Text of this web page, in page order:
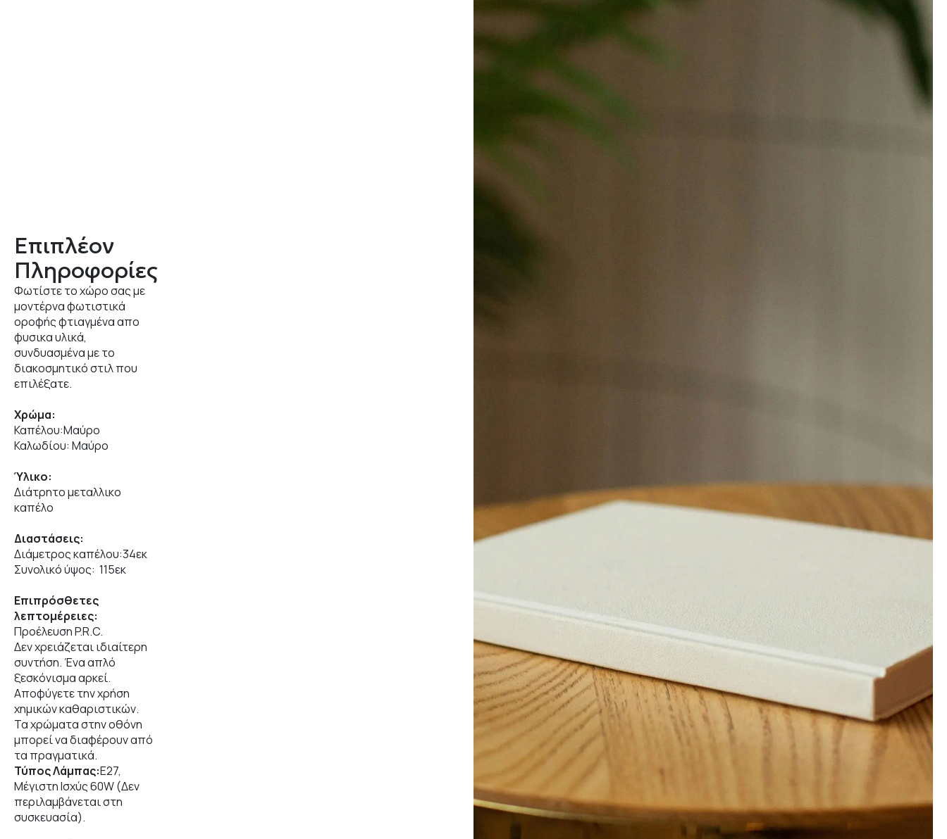
Επιπλέον
Πληροφορίες
Φωτίστε το χώρο σας με
μοντέρνα φωτιστικά
οροφής φτιαγμένα απο
φυσικα υλικά,
συνδυασμένα με το
διακοσμητικό στιλ που
επιλέξατε.
Χρώμα:
Καπέλου:Μαύρο
Καλωδίου: Μαύρο
Ύλικο:
Διάτρητο μεταλλικο
καπέλο
Διαστάσεις:
Διάμετρος καπέλου:34εκ
Συνολικό ύψος: 115εκ
Επιπρόσθετες
λεπτομέρειες:
Προέλευση P.R.C.
Δεν χρειάζεται ιδιαίτερη
συντήση. Ένα απλό
ξεσκόνισμα αρκεί.
Αποφύγετε την χρήση
χημικών καθαριστικών.
Τα χρώματα στην οθόνη
μπορεί να διαφέρουν από
τα πραγματικά.
Τύπος Λάμπας:Ε27,
Μέγιστη Ισχύς 60W (Δεν
περιλαμβάνεται στη
συσκευασία).